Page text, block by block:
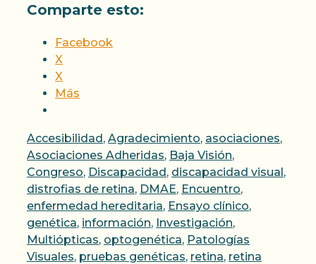
Comparte esto:
Facebook
X
X
Más
Categorías
Accesibilidad, Agradecimiento, asociaciones,
Asociaciones Adheridas, Baja Visión,
Congreso, Discapacidad, discapacidad visual,
distrofias de retina, DMAE, Encuentro,
enfermedad hereditaria, Ensayo clínico,
genética, información, Investigación,
Multiópticas, optogenética, Patologías
Visuales, pruebas genéticas, retina, retina